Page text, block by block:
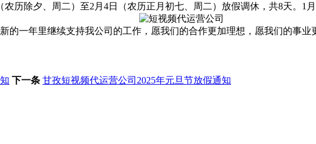
历除夕、周二）至2月4日（农历正月初七、周二）放假调休，共8天。1
一年里继续支持我公司的工作，愿我们的合作更加理想，愿我们的事业
下一条 甘孜短视频代运营公司2025年元旦节放假通知